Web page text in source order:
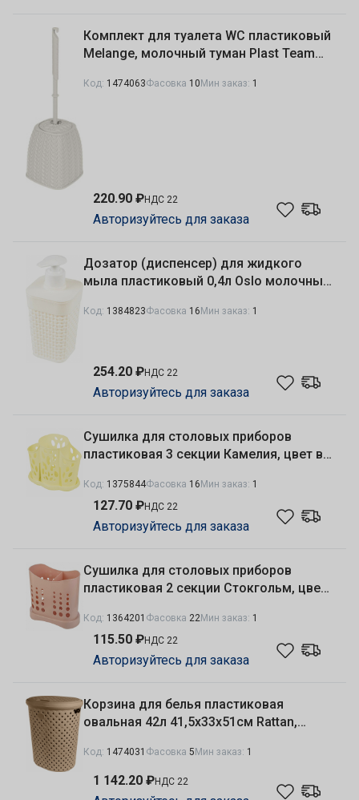
Комплект для туалета WC пластиковый
Melange, молочный туман Plast Team
Код: 1474063Фасовка 10Мин заказ: 1
220.90 ₽НДС 22
Авторизуйтесь для заказа
Дозатор (диспенсер) для жидкого
мыла пластиковый 0,4л Oslo молочный
Код: 1384823Фасовка 16 Мин заказ: 1
254.20 ₽НДС 22
Авторизуйтесь для заказа
Сушилка для столовых приборов
пластиковая 3 секции Камелия, цвет в
LF4058/PT4058
Код: 1375844Фасовка 16Мин заказ: 1
127.70 ₽НДС 22
Авторизуйтесь для заказа
Сушилка для столовых приборов
пластиковая 2 секции Стокгольм, цвет
Код: 1364201 Фасовка 22Мин заказ: 1
115.50 ₽НДС 22
Авторизуйтесь для заказа
Корзина для белья пластиковая
овальная 42л 41,5х33х51см Rattan,
PT408711015
Код: 1474031 Фасовка 5Мин заказ: 1
1 142.20 ₽НДС 22